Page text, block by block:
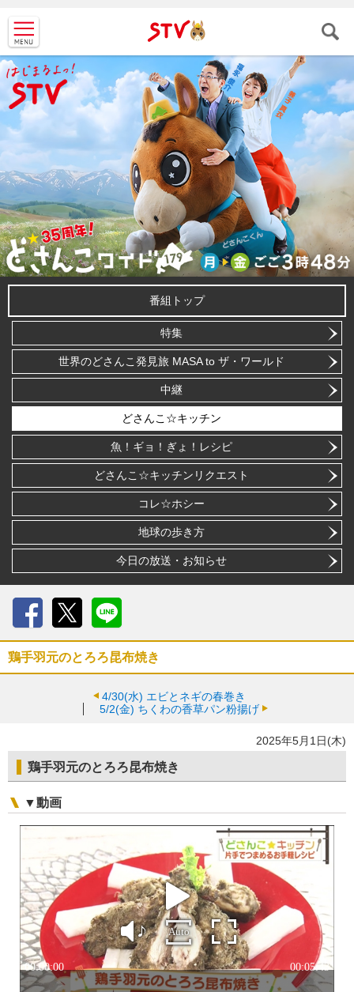
ＳＴＶ札
幌テレビ
番組トップ
特集
世界のどさんこ発見旅 MASA to ザ・ワールド
中継
どさんこ☆キッチン
魚！ギョ！ぎょ！レシピ
どさんこ☆キッチンリクエスト
コレ☆ホシー
地球の歩き方
今日の放送・お知らせ
鶏手羽元のとろろ昆布焼き
4/30(水) エビとネギの春巻き
5/2(金) ちくわの香草パン粉揚げ
2025年5月1日(木)
鶏手羽元のとろろ昆布焼き
▼動画